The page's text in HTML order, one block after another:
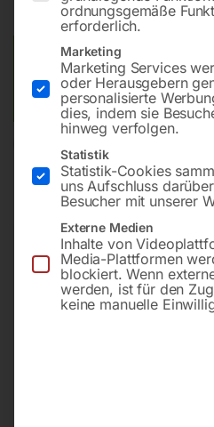
Lieferzeit:ca. 5 - 10 Werktage
Versandkosten Standard
Bitte beachten Sie: Die
Andere Länder können
Sie haben
Gerne helfen wir
ordnungsgemäße
erforderlich.
Marketing
Marketing Services
oder Herausgebern
personalisierte
dies, indem sie
hinweg verfolgen.
Statistik
Statistik-Cookies
uns Aufschluss
Besucher mit unserer
Externe Medien
Inhalte von
Media-Plattformen
blockiert. Wenn
werden, ist für den
keine manuelle